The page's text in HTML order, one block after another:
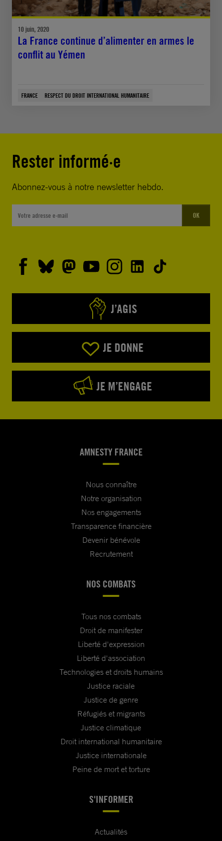
10 juin, 2020
La France continue d’alimenter en armes le
conflit au Yémen
FRANCE RESPECT DU DROIT INTERNATIONAL HUMANITAIRE
Rester informé·e
Abonnez-vous à notre newsletter hebdo.
OK
J’AGIS
JE DONNE
JE M’ENGAGE
AMNESTY FRANCE
Nous connaître
Notre organisation
Nos engagements
Transparence financière
Devenir bénévole
Recrutement
NOS COMBATS
Tous nos combats
Droit de manifester
Liberté d'expression
Liberté d'association
Technologies et droits humains
Justice raciale
Justice de genre
Réfugiés et migrants
Justice climatique
Droit international humanitaire
Justice internationale
Peine de mort et torture
S'INFORMER
Actualités